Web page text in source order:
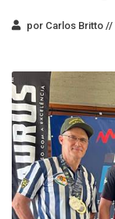
por Carlos Britto //